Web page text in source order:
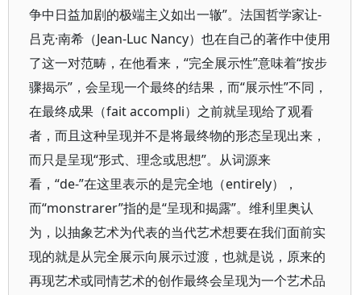
争中日益加剧的极端主义如出一辙”。法国哲学家让-
吕克·南希（Jean-Luc Nancy）也在自己的著作中使用
了这一对范畴，在他看来，“完全展示性”意味着“按步
骤揭示”，会呈现一个最终的结果，而“展示性”不同，
在最终成果（fait accompli）之前就呈现给了观看
者，而且这种呈现并不是将最终物的形态呈现出来，
而只是呈现“形式、理念或思想”。从词源来
看，“de-”在这里表示的是完全地（entirely），
而“monstrarer”指的是“呈现和揭露”。维利里奥认
为，以抽象艺术为代表的当代艺术想要在我们面前实
现的就是从完全展示向展示过渡，也就是说，原来的
再现艺术或同情艺术的创作最终会呈现为一个艺术品